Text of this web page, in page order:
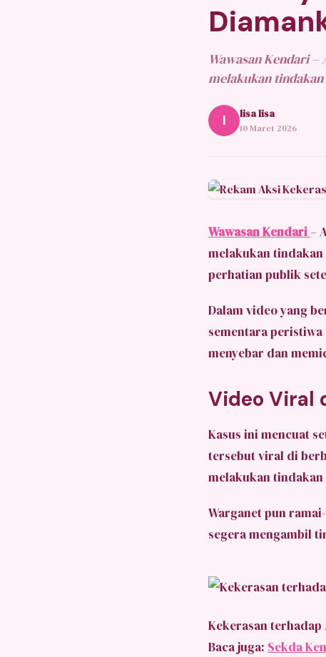
Wawasan Kendari
melakukan
l lisa lisa
10 Maret 2026
Wawasan Kendari–
melakukan
perhatian publik
Dalam video yang
sementara
menyebar dan
Video Viral
Kasus ini mencuat
tersebut viral di
melakukan tindakan
Warganet pun
segera mengambil
Kekerasan terhadap
Baca juga: Sekda